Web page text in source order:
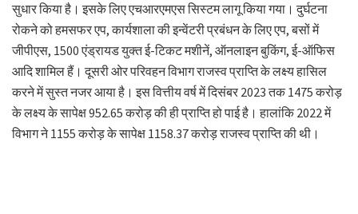
सुधार किया है। इसके लिए एचआरएमएस सिस्टम लागू किया गया। दुर्घटना
रोकने को हमसफर एप, कार्यशाला की इन्वेंटरी प्रबंधन के लिए एप, बसों में
जीपीएस, 1500 एंड्रायड युक्त ई-टिकट मशीनें, ऑनलाइन बुकिंग, ई-ऑफिस
आदि शामिल हैं। दूसरी ओर परिवहन विभाग राजस्व प्राप्ति के लक्ष्य हासिल
करने में सुस्त नजर आया है। इस वित्तीय वर्ष में दिसंबर 2023 तक 1475 करोड़
के लक्ष्य के सापेक्ष 952.65 करोड़ की ही प्राप्ति हो पाई है। हालांकि 2022 में
विभाग ने 1155 करोड़ के सापेक्ष 1158.37 करोड़ राजस्व प्राप्ति की थी।